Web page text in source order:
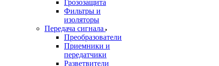
Грозозащита
Фильтры и
изоляторы
Передача сигнала
Преобразователи
Приемники и
передатчики
Разветвители